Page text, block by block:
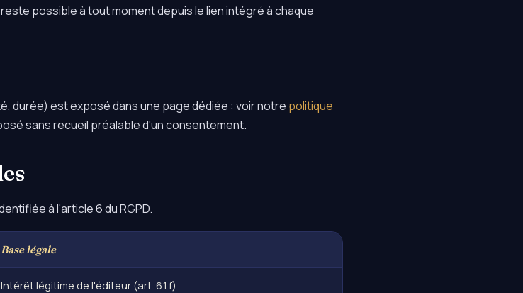
possible à tout moment depuis le lien intégré à chaque
durée) est exposé dans une page dédiée : voir notre politique
sans recueil préalable d'un consentement.
à l'article 6 du RGPD.
Base légale
Intérêt légitime de l'éditeur (art. 6.1.f)